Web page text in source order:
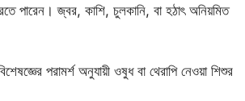
পারেন। জ্বর, কাশি, চুলকানি, বা হঠাৎ অনিয়মিত
পরামর্শ অনুযায়ী ওষুধ বা থেরাপি নেওয়া শিশুর